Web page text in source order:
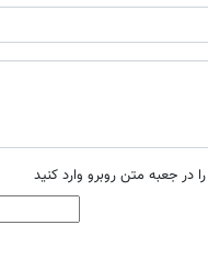
در جعبه متن روبرو وارد کنید